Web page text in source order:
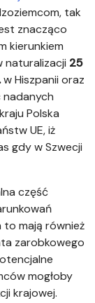
tak
znacząco
kierunkiem
naturalizacji 25
w Hiszpanii oraz
nadanych
Polska
UE, iż
gdy w Szwecji
część
to mają również
zarobkowego
mogłoby
krajowej.